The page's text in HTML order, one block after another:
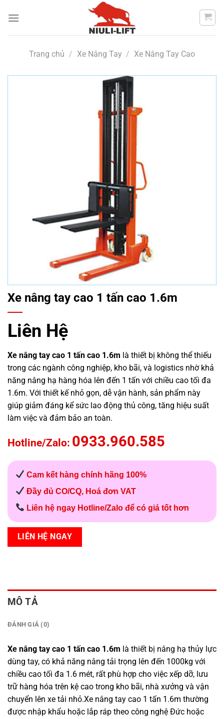
đến
Trang chủ / Xe Nâng Tay / Xe Nâng Tay Cao
Xe nâng tay cao 1 tấn cao 1.6m
Liên Hệ
Xe nâng tay cao 1 tấn cao 1.6m là thiết bị không thể thiếu
trong các ngành công nghiệp, kho bãi, và logistics nhờ khả
năng nâng hạ hàng hóa lên đến 1 tấn với chiều cao tối đa
1.6m. Với thiết kế nhỏ gọn, dễ vận hành, sản phẩm này
giúp giảm đáng kể sức lao động thủ công, tăng hiệu suất
làm việc và đảm bảo an toàn.
Hotline/Zalo: 0933.960.585
Cam kết hàng chính hãng 100%
Đầy đủ CO/CQ, Hoá đơn VAT
Liên hệ ngay Hotline/Zalo để có giá tốt hơn
LIÊN HỆ NGAY
MÔ TẢ
ĐÁNH GIÁ (0)
Xe nâng tay cao 1 tấn cao 1.6m là thiết bị nâng hạ thủy lực
dùng tay, có khả năng nâng tải trọng lên đến 1000kg với
chiều cao tối đa 1.6 mét, rất phù hợp cho việc xếp dỡ, lưu
trữ hàng hóa trên kệ cao trong kho bãi, nhà xưởng và vận
chuyển lên xe tải nhỏ.Xe nâng tay cao 1 tấn 1.6m thường
được nhập khẩu hoặc lắp ráp theo công nghệ Đức hoặc